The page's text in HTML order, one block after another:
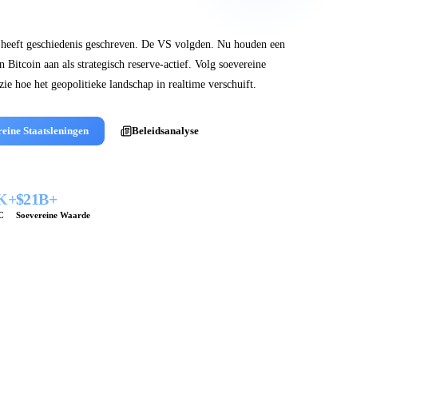
geschiedenis geschreven. De VS volgden. Nu houden een
Bitcoin aan als strategisch reserve-actief. Volg soevereine
hoe het geopolitieke landschap in realtime verschuift.
Staatsleningen Beleidsanalyse
$21B+
Soevereine Waarde